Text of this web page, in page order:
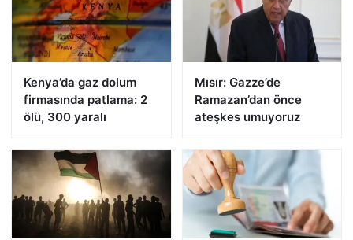
Kenya’da gaz dolum
firmasında patlama: 2
ölü, 300 yaralı
Mısır: Gazze’de
Ramazan’dan önce
ateşkes umuyoruz